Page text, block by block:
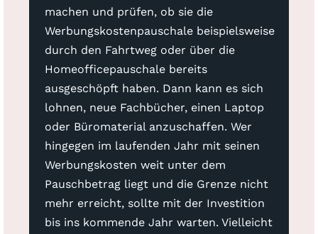
machen und prüfen, ob sie die
Werbungskostenpauschale beispielsweise
durch den Fahrtweg oder über die
Homeofficepauschale bereits
ausgeschöpft haben. Dann kann es sich
lohnen, neue Fachbücher, einen Laptop
oder Büromaterial anzuschaffen. Wer
hingegen im laufenden Jahr mit seinen
Werbungskosten weit unter dem
Pauschbetrag liegt und die Grenze nicht
mehr erreicht, sollte mit der Investition
bis ins kommende Jahr warten. Vielleicht